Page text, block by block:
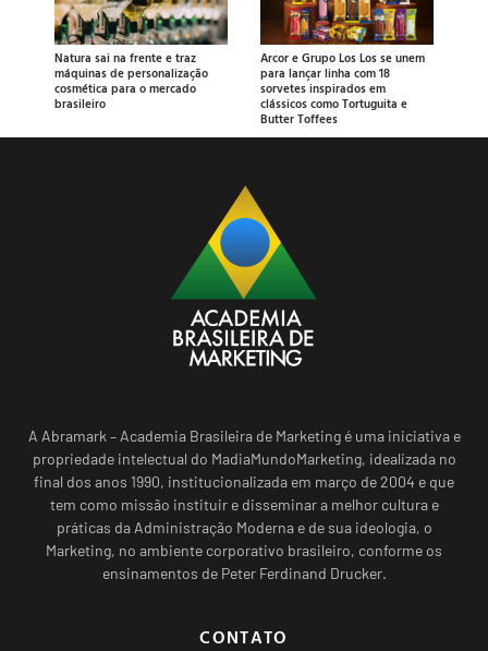
Natura sai na frente e traz
máquinas de personalização
cosmética para o mercado
brasileiro
Arcor e Grupo Los Los se unem
para lançar linha com 18
sorvetes inspirados em
clássicos como Tortuguita e
Butter Toffees
A Abramark – Academia Brasileira de Marketing é uma iniciativa e
propriedade intelectual do MadiaMundoMarketing, idealizada no
final dos anos 1990, institucionalizada em março de 2004 e que
tem como missão instituir e disseminar a melhor cultura e
práticas da Administração Moderna e de sua ideologia, o
Marketing, no ambiente corporativo brasileiro, conforme os
ensinamentos de Peter Ferdinand Drucker.
CONTATO